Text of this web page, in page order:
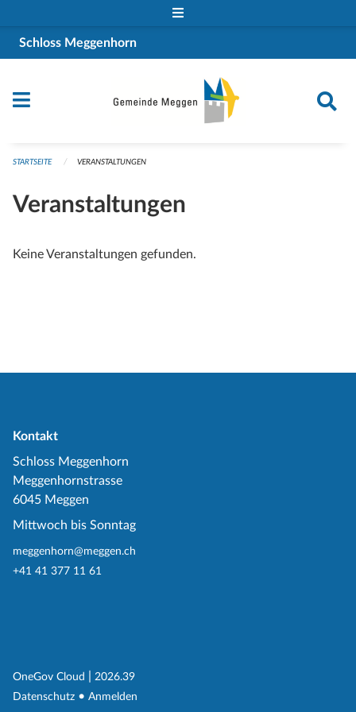
Schloss Meggenhorn
STARTSEITE VERANSTALTUNGEN
Veranstaltungen
Keine Veranstaltungen gefunden.
Kontakt
Schloss Meggenhorn
Meggenhornstrasse
6045 Meggen
Mittwoch bis Sonntag
meggenhorn@meggen.ch
+41 41 377 11 61
OneGov Cloud (External Link)
2026.39
Datenschutz (External Link)
Anmelden